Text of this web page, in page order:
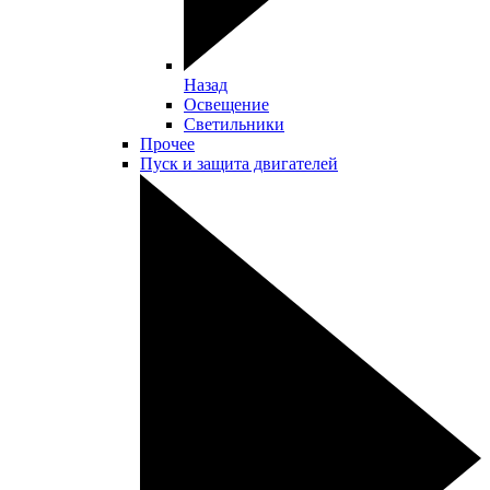
Назад
Освещение
Светильники
Прочее
Пуск и защита двигателей